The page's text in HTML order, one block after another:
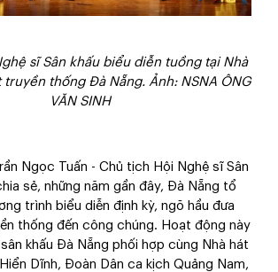
sĩ Sân khấu biểu diễn tuồng tại Nhà
truyền thống Đà Nẵng. Ảnh: NSNA ÔNG
VĂN SINH
Ngọc Tuấn - Chủ tịch Hội Nghệ sĩ Sân
sẻ, những năm gần đây, Đà Nẵng tổ
trình biểu diễn định kỳ, ngõ hầu đưa
thống đến công chúng. Hoạt động này
khấu Đà Nẵng phối hợp cùng Nhà hát
Dĩnh, Đoàn Dân ca kịch Quảng Nam,